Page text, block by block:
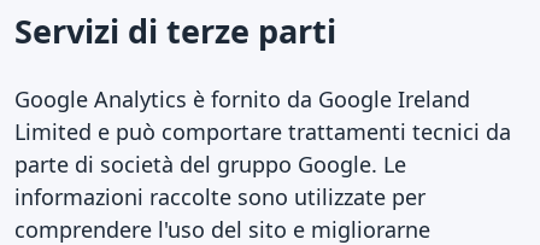
Servizi di terze parti
Google Analytics è fornito da Google Ireland
Limited e può comportare trattamenti tecnici da
parte di società del gruppo Google. Le
informazioni raccolte sono utilizzate per
comprendere l'uso del sito e migliorarne